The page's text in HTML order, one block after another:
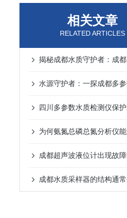
相关文章
RELATED ARTICLES
四川多参数水质检测仪保